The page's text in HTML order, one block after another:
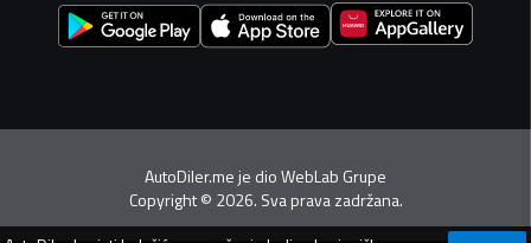
AutoDiler.me je dioWebLab Grupe
Copyright© 2026. Sva prava zadržana.